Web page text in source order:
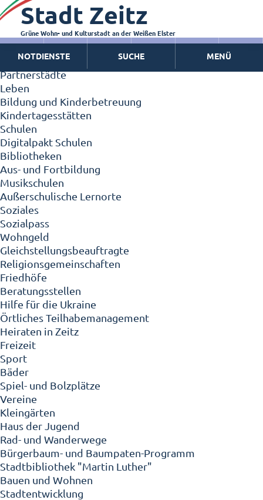
Zeitz - Die Kleinstadt
Willkommen in Zeitz!
Interview mit Oberbürgermeister Christian Thieme
Zeitz - Stadt der Zukunft
Ortschaften
Partnerstädte
Leben
Bildung und Kinderbetreuung
Kindertagesstätten
Schulen
Digitalpakt Schulen
Bibliotheken
Aus- und Fortbildung
Musikschulen
Außerschulische Lernorte
Soziales
Sozialpass
Wohngeld
Gleichstellungsbeauftragte
Religionsgemeinschaften
Friedhöfe
Beratungsstellen
Hilfe für die Ukraine
Örtliches Teilhabemanagement
Heiraten in Zeitz
Freizeit
Sport
Bäder
Spiel- und Bolzplätze
Vereine
Kleingärten
Haus der Jugend
Rad- und Wanderwege
Bürgerbaum- und Baumpaten-Programm
Stadtbibliothek "Martin Luther"
Bauen und Wohnen
Stadtentwicklung
Stadt Zeitz
Grüne Wohn- und Kulturstadt an der Weißen Elster
NOTDIENSTE SUCHE MENÜ